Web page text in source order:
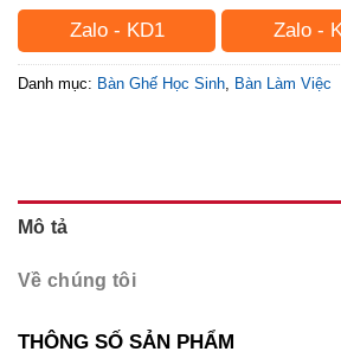
Zalo - KD1 Zalo -
Danh mục: Bàn Ghế Học Sinh Bàn Làm Việc
Mô tả
Về chúng tôi
THÔNG SỐ SẢN PHẨM